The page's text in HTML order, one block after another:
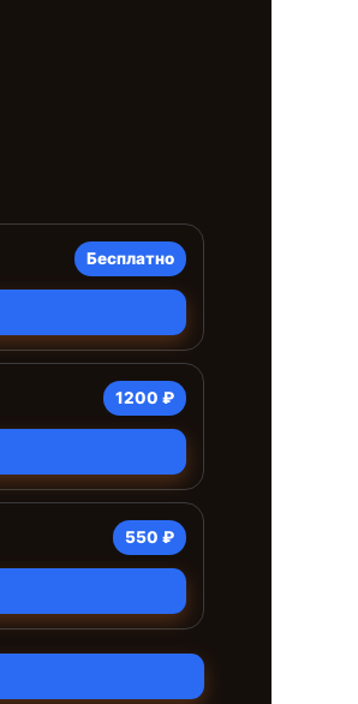
Бесплатно
1200 ₽
550 ₽